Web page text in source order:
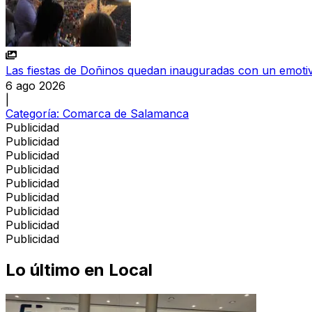
Las fiestas de Doñinos quedan inauguradas con un
6 ago 2026
Categoría: Comarca de Salamanca
Publicidad
Publicidad
Publicidad
Publicidad
Publicidad
Publicidad
Publicidad
Publicidad
Publicidad
Lo último en Local